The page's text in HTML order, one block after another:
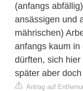
(anfangs
ansässigen und
mährischen)
anfangs kaum in
dürften, sich
später aber
Antrag auf